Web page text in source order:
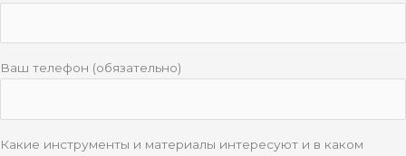
Ваш телефон (обязательно)
Какие инструменты и материалы интересуют и в каком